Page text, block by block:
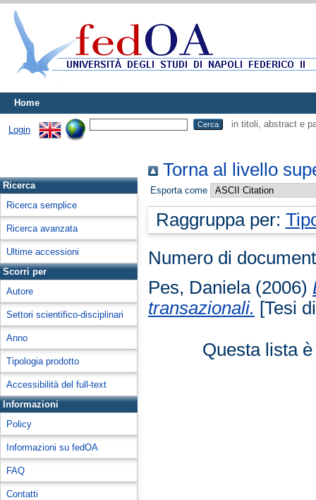
Home
Login
in titoli, abstract e
Ricerca
Ricerca semplice
Ricerca avanzata
Ultime accessioni
Scorri per
Autore
Settori scientifico-disciplinari
Anno
Tipologia prodotto
Accessibilità del full-text
Informazioni
Policy
Informazioni su fedOA
FAQ
Contatti
Torna al livello
Esporta come
Raggruppa per:
Numero di
Pes, Daniela(2006)
transazionali. [Tesi
Questa lista